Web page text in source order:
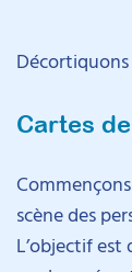
Cartes
scène des
L’objectif